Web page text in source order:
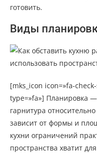
готовить.
Виды
[mks_icon icon=»fa-
type=»fa»] Планировка
гарнитура
зависит от формы и
кухни ограничений
пространства хватит